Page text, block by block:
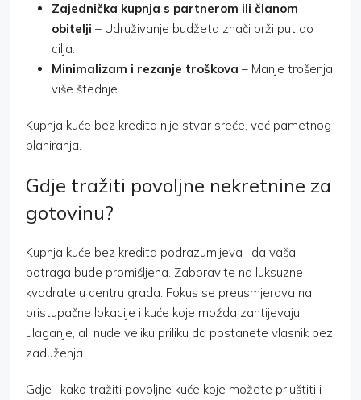
Zajednička kupnja s partnerom ili članom
obitelji – Udruživanje budžeta znači brži put do
cilja.
Minimalizam i rezanje troškova – Manje trošenja,
više štednje.
Kupnja kuće bez kredita nije stvar sreće, već pametnog
planiranja.
Gdje tražiti povoljne nekretnine za
gotovinu?
Kupnja kuće bez kredita podrazumijeva i da vaša
potraga bude promišljena. Zaboravite na luksuzne
kvadrate u centru grada. Fokus se preusmjerava na
pristupačne lokacije i kuće koje možda zahtijevaju
ulaganje, ali nude veliku priliku da postanete vlasnik bez
zaduženja.
Gdje i kako tražiti povoljne kuće koje možete priuštiti i